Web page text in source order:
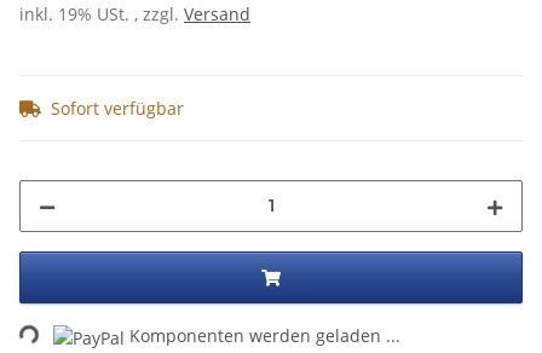
inkl. 19% USt. , zzgl. Versand
Sofort verfügbar
Loading... Komponenten werden geladen ...